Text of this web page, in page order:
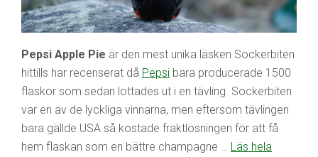
Pepsi Apple Pie är den mest unika läsken Sockerbiten
hittills har recenserat då Pepsi bara producerade 1500
flaskor som sedan lottades ut i en tävling. Sockerbiten
var en av de lyckliga vinnarna, men eftersom tävlingen
bara gällde USA så kostade fraktlösningen för att få
hem flaskan som en bättre champagne … Läs hela